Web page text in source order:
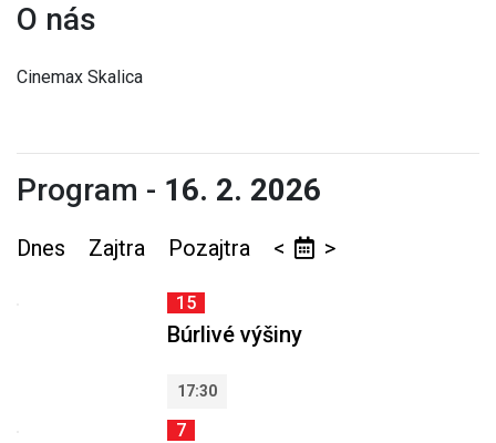
O nás
Cinemax Skalica
Program - 16. 2. 2026
Dnes Zajtra Pozajtra < >
15
Búrlivé výšiny
17:30
7